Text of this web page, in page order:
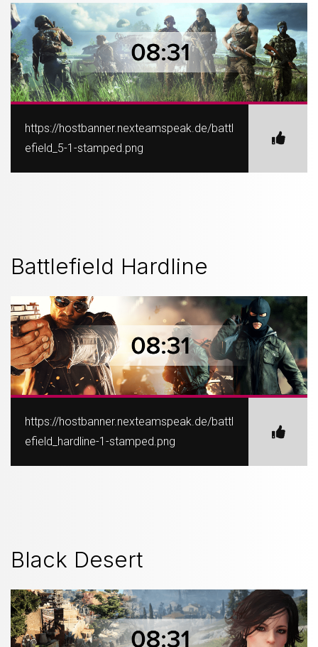
https://hostbanner.nexteamspeak.de/battl
efield_5-1-stamped.png
Battlefield Hardline
https://hostbanner.nexteamspeak.de/battl
efield_hardline-1-stamped.png
Black Desert